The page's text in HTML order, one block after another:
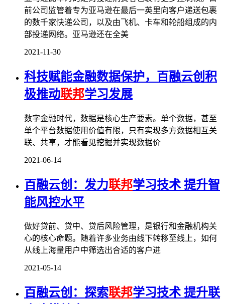
前公司监管着专为亚马逊在最后一英里向客户递送包裹
的数千家快递公司，以及由飞机、卡车和轮船组成的内
部投递网络。亚马逊还在全美
2021-11-30
科技赋能金融数据保护，百融云创积
极推动联邦学习发展
数字金融时代，数据是核心生产要素。单个数据，甚至
单个平台数据使用价值有限，只有实现多方数据相互关
联、共享，才能看见挖掘并实现数据价
2021-06-14
百融云创：发力联邦学习技术 提升智
能风控水平
做好贷前、贷中、贷后风险管理，是银行和金融机构关
心的核心命题。随着许多业务由线下转移至线上，如何
从线上海量用户中筛选出合适的客户进
2021-05-14
百融云创：探索联邦学习技术 提升联